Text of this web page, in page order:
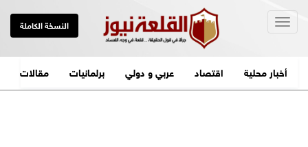
النسخة الكاملة
أخبار محلية اقتصاد عربي و دولي برلمانيات مقالات